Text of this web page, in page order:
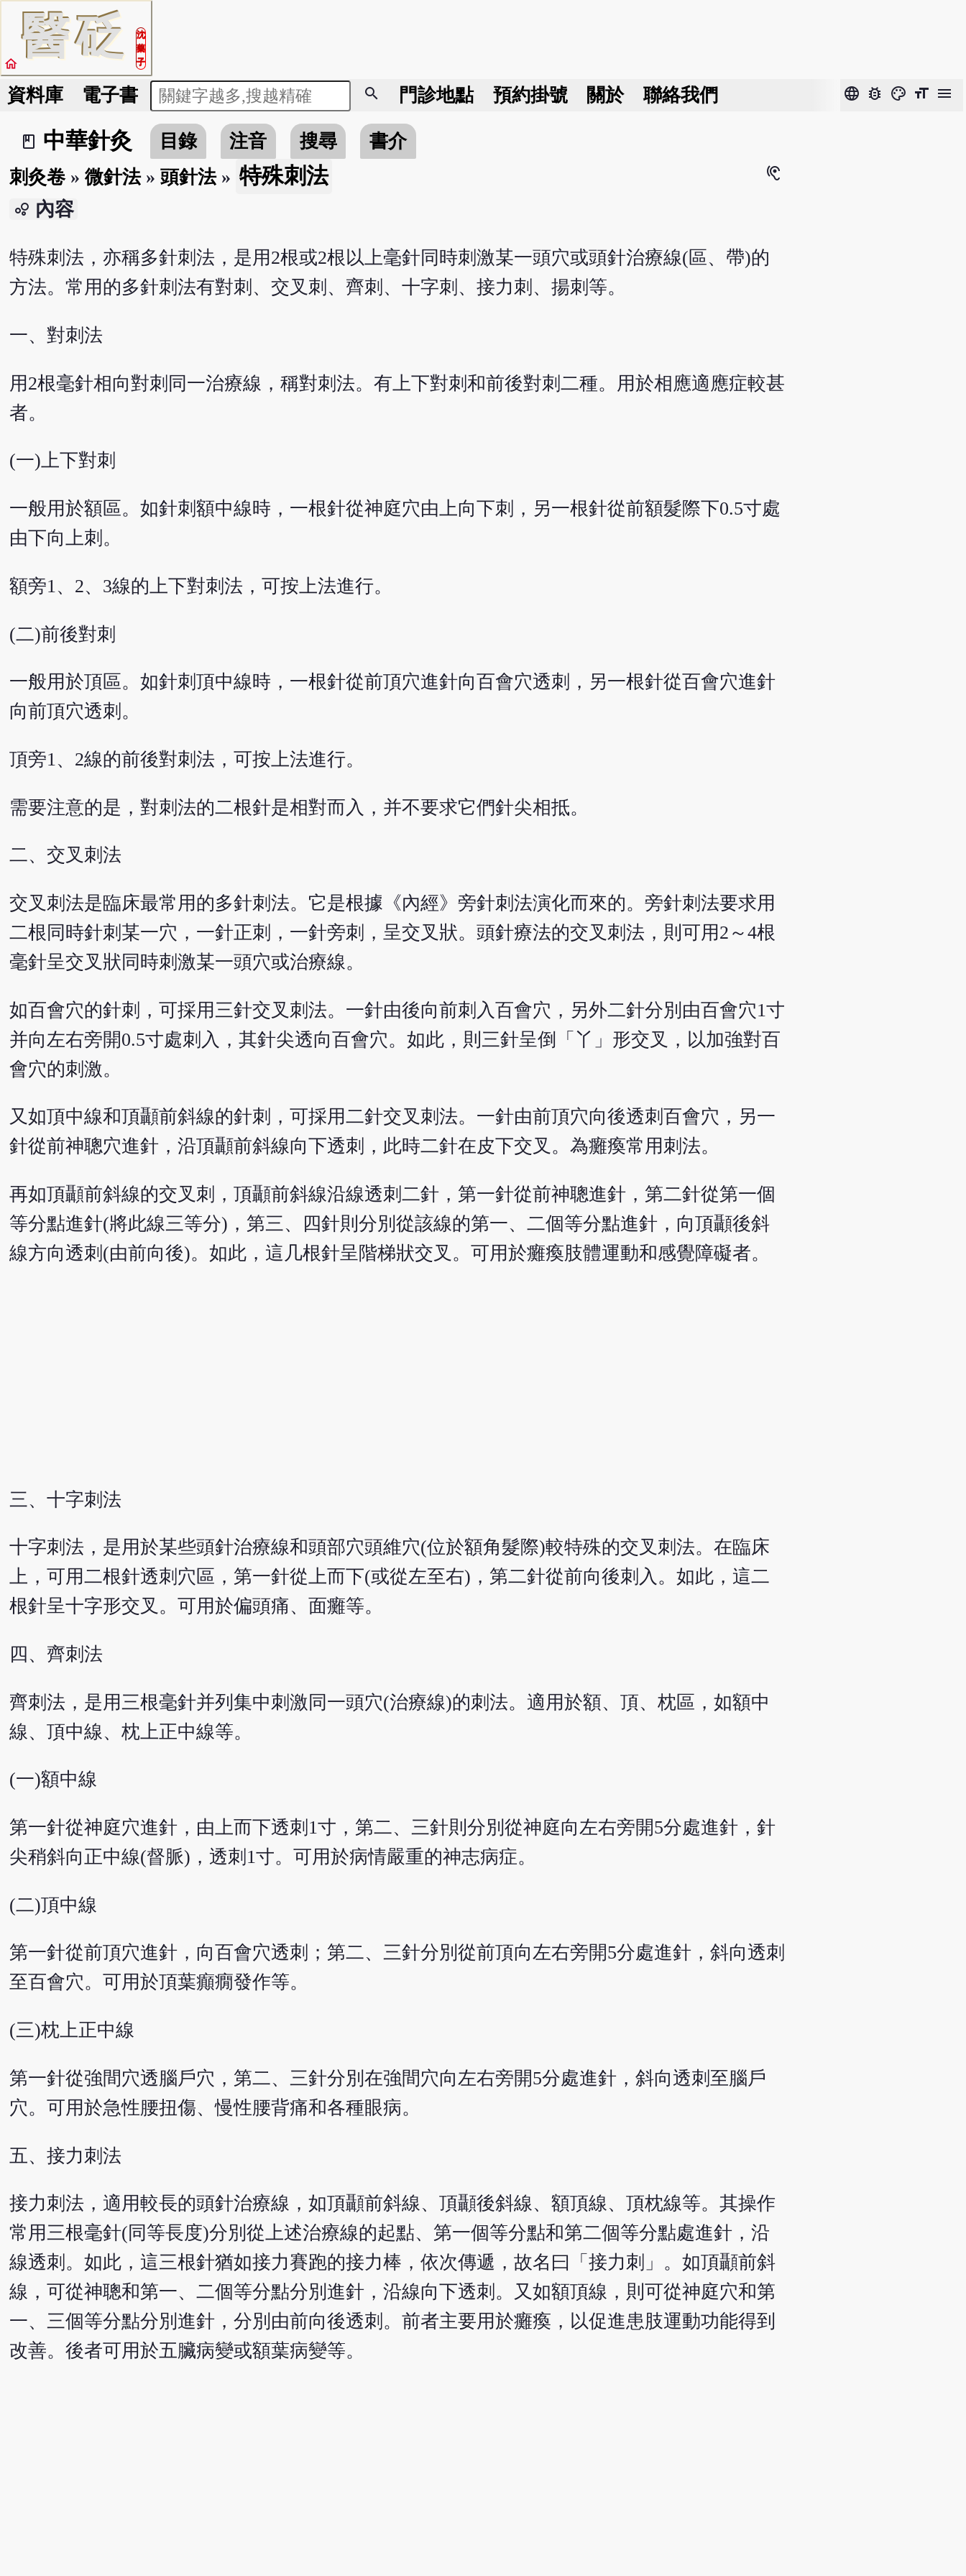
醫砭
沈
藥
子
home
資料庫 電子書 search 門診地點 預約掛號 關於 聯絡我們 language bug_report color_lens format_size menu
book_2
中華針灸 目錄 注音 搜尋
書介
刺灸卷» 微針法» 頭針法» 特殊刺法 hearing
bubble_chart 內容
特殊刺法，亦稱多針刺法，是用2根或2根以上毫針同時刺激某一頭穴或頭針治療線(區、帶)的
方法。常用的多針刺法有對刺、交叉刺、齊刺、十字刺、接力刺、揚刺等。
一、對刺法
用2根毫針相向對刺同一治療線，稱對刺法。有上下對刺和前後對刺二種。用於相應適應症較甚
者。
(一)上下對刺
一般用於額區。如針刺額中線時，一根針從神庭穴由上向下刺，另一根針從前額髮際下0.5寸處
由下向上刺。
額旁1、2、3線的上下對刺法，可按上法進行。
(二)前後對刺
一般用於頂區。如針刺頂中線時，一根針從前頂穴進針向百會穴透刺，另一根針從百會穴進針
向前頂穴透刺。
頂旁1、2線的前後對刺法，可按上法進行。
需要注意的是，對刺法的二根針是相對而入，并不要求它們針尖相抵。
二、交叉刺法
交叉刺法是臨床最常用的多針刺法。它是根據《內經》旁針刺法演化而來的。旁針刺法要求用
二根同時針刺某一穴，一針正刺，一針旁刺，呈交叉狀。頭針療法的交叉刺法，則可用2～4根
毫針呈交叉狀同時刺激某一頭穴或治療線。
如百會穴的針刺，可採用三針交叉刺法。一針由後向前刺入百會穴，另外二針分別由百會穴1寸
并向左右旁開0.5寸處刺入，其針尖透向百會穴。如此，則三針呈倒「丫」形交叉，以加強對百
會穴的刺激。
又如頂中線和頂顳前斜線的針刺，可採用二針交叉刺法。一針由前頂穴向後透刺百會穴，另一
針從前神聰穴進針，沿頂顳前斜線向下透刺，此時二針在皮下交叉。為癱瘓常用刺法。
再如頂顳前斜線的交叉刺，頂顳前斜線沿線透刺二針，第一針從前神聰進針，第二針從第一個
等分點進針(將此線三等分)，第三、四針則分別從該線的第一、二個等分點進針，向頂顳後斜
線方向透刺(由前向後)。如此，這几根針呈階梯狀交叉。可用於癱瘓肢體運動和感覺障礙者。
三、十字刺法
十字刺法，是用於某些頭針治療線和頭部穴頭維穴(位於額角髮際)較特殊的交叉刺法。在臨床
上，可用二根針透刺穴區，第一針從上而下(或從左至右)，第二針從前向後刺入。如此，這二
根針呈十字形交叉。可用於偏頭痛、面癱等。
四、齊刺法
齊刺法，是用三根毫針并列集中刺激同一頭穴(治療線)的刺法。適用於額、頂、枕區，如額中
線、頂中線、枕上正中線等。
(一)額中線
第一針從神庭穴進針，由上而下透刺1寸，第二、三針則分別從神庭向左右旁開5分處進針，針
尖稍斜向正中線(督脈)，透刺1寸。可用於病情嚴重的神志病症。
(二)頂中線
第一針從前頂穴進針，向百會穴透刺；第二、三針分別從前頂向左右旁開5分處進針，斜向透刺
至百會穴。可用於頂葉癲癇發作等。
(三)枕上正中線
第一針從強間穴透腦戶穴，第二、三針分別在強間穴向左右旁開5分處進針，斜向透刺至腦戶
穴。可用於急性腰扭傷、慢性腰背痛和各種眼病。
五、接力刺法
接力刺法，適用較長的頭針治療線，如頂顳前斜線、頂顳後斜線、額頂線、頂枕線等。其操作
常用三根毫針(同等長度)分別從上述治療線的起點、第一個等分點和第二個等分點處進針，沿
線透刺。如此，這三根針猶如接力賽跑的接力棒，依次傳遞，故名曰「接力刺」。如頂顳前斜
線，可從神聰和第一、二個等分點分別進針，沿線向下透刺。又如額頂線，則可從神庭穴和第
一、三個等分點分別進針，分別由前向後透刺。前者主要用於癱瘓，以促進患肢運動功能得到
改善。後者可用於五臟病變或額葉病變等。